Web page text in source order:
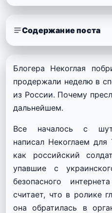
Содержание поста
Блогера Некоглая
продержали неделю в
из России. Почему
дальнейшем.
Все началось с
написал Некоглаем для
как российский
упавшие с
безопасного
считает, что в ролике
она обратилась в